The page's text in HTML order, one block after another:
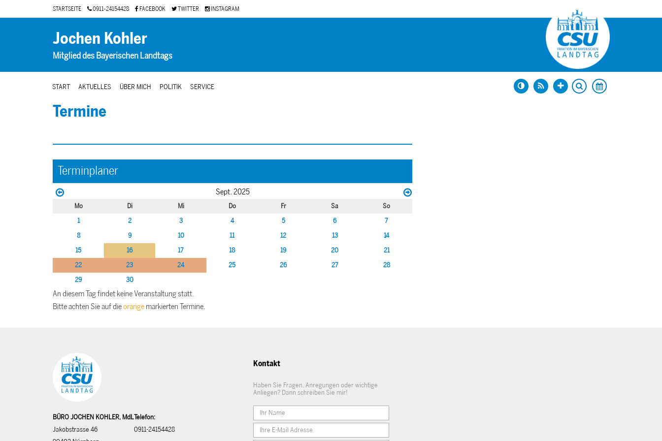
STARTSEITE 0911-24154428 FACEBOOK TWITTER INSTAGRAM
Jochen Kohler
Mitglied des Bayerischen Landtags
START AKTUELLES ÜBER MICH POLITIK SERVICE
Termine
Terminplaner
Sept. 2025
Mo Di Mi Do Fr Sa
So
1
2 3 4 5 6
7
8
9 10 11 12 13
14
15
16 17 18 19 20
21
22
23 24 25 26 27
28
29
30
An diesem Tag findet keine Veranstaltung statt.
Bitte achten Sie auf dieorange markierten Termine.
BÜRO JOCHEN KOHLER, MdL
Jakobstrasse 46
Telefon:
0911-24154428
Kontakt
Haben Sie Fragen, Anregungen oder wichtige
Anliegen? Dann schreiben Sie mir!